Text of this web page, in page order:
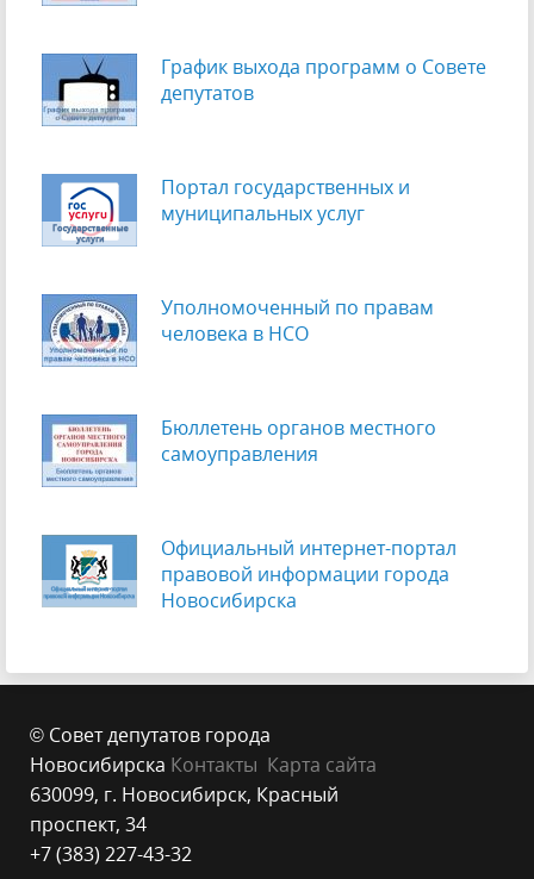
График выхода программ о Cовете
депутатов
Портал государственных и
муниципальных услуг
Уполномоченный по правам
человека в НСО
Бюллетень органов местного
самоуправления
Официальный интернет-портал
правовой информации города
Новосибирска
© Совет депутатов города
Новосибирска Контакты Карта сайта
630099, г. Новосибирск, Красный
проспект, 34
+7 (383) 227-43-32